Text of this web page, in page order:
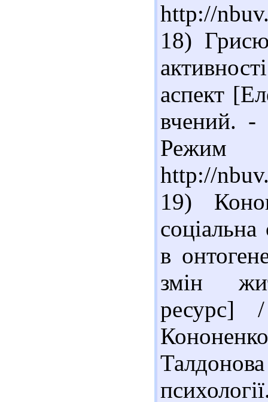
http://
18)
аспект
вчений.
http://
19)
соціальна
в
змін